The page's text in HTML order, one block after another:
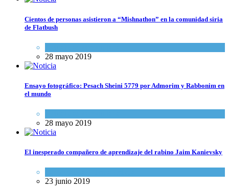
Cientos de personas asistieron a “Mishnathon” en la comunidad siria
de Flatbush
28 mayo 2019
Ensayo fotográfico: Pesach Sheini 5779 por Admorim y Rabbonim en
el mundo
28 mayo 2019
El inesperado compañero de aprendizaje del rabino Jaim Kanievsky
23 junio 2019